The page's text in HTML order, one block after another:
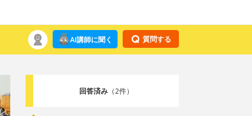
質問する
AI講師に聞く
回答済み（2件）